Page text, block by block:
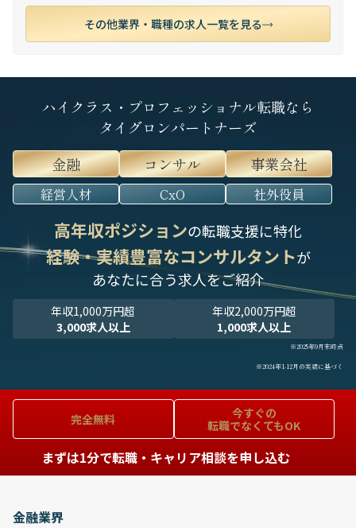
その他業界・職種の求人一覧を見る
ハイクラス・プロフェッショナル転職なら
タイグロンパートナーズ
金融
コンサル 事業会社
経営人材 CxO 社外役員
高年収ポジションの転職支援に特化
経験・実績豊富なコンサルタントが
あなたに合う求人をご紹介
年収1,000万円超
3,000求人以上
年収2,000万円超
1,000求人以上
※2025年9月末時点
※2024年1-12月の実績に基づく
完全無料
今すぐの
転職でなくてもOK
まずは1分で転職・キャリア相談を申し込む
金融業界